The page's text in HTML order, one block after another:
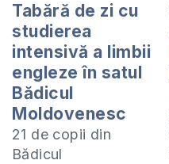
Tabără de zi cu
studierea
intensivă a limbii
engleze în satul
Bădicul
Moldovenesc
21 de copii din
Bădicul